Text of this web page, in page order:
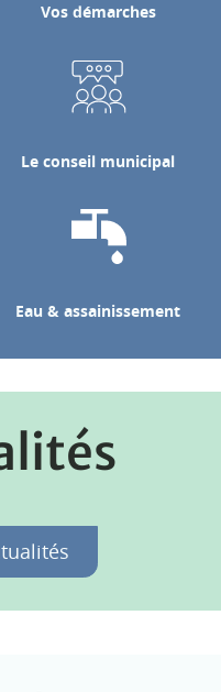
Vos démarches
Le conseil municipal
Eau & assainissement